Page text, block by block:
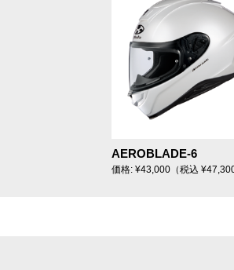
AEROBLADE-6
価格: ¥43,000（税込 ¥47,300